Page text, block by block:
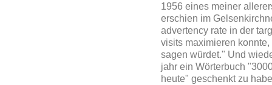
1956 eines meiner
erschien im
advertency rate in der
visits maximieren
sagen würdet." Und
jahr ein Wörterbuch
heute" geschenkt zu